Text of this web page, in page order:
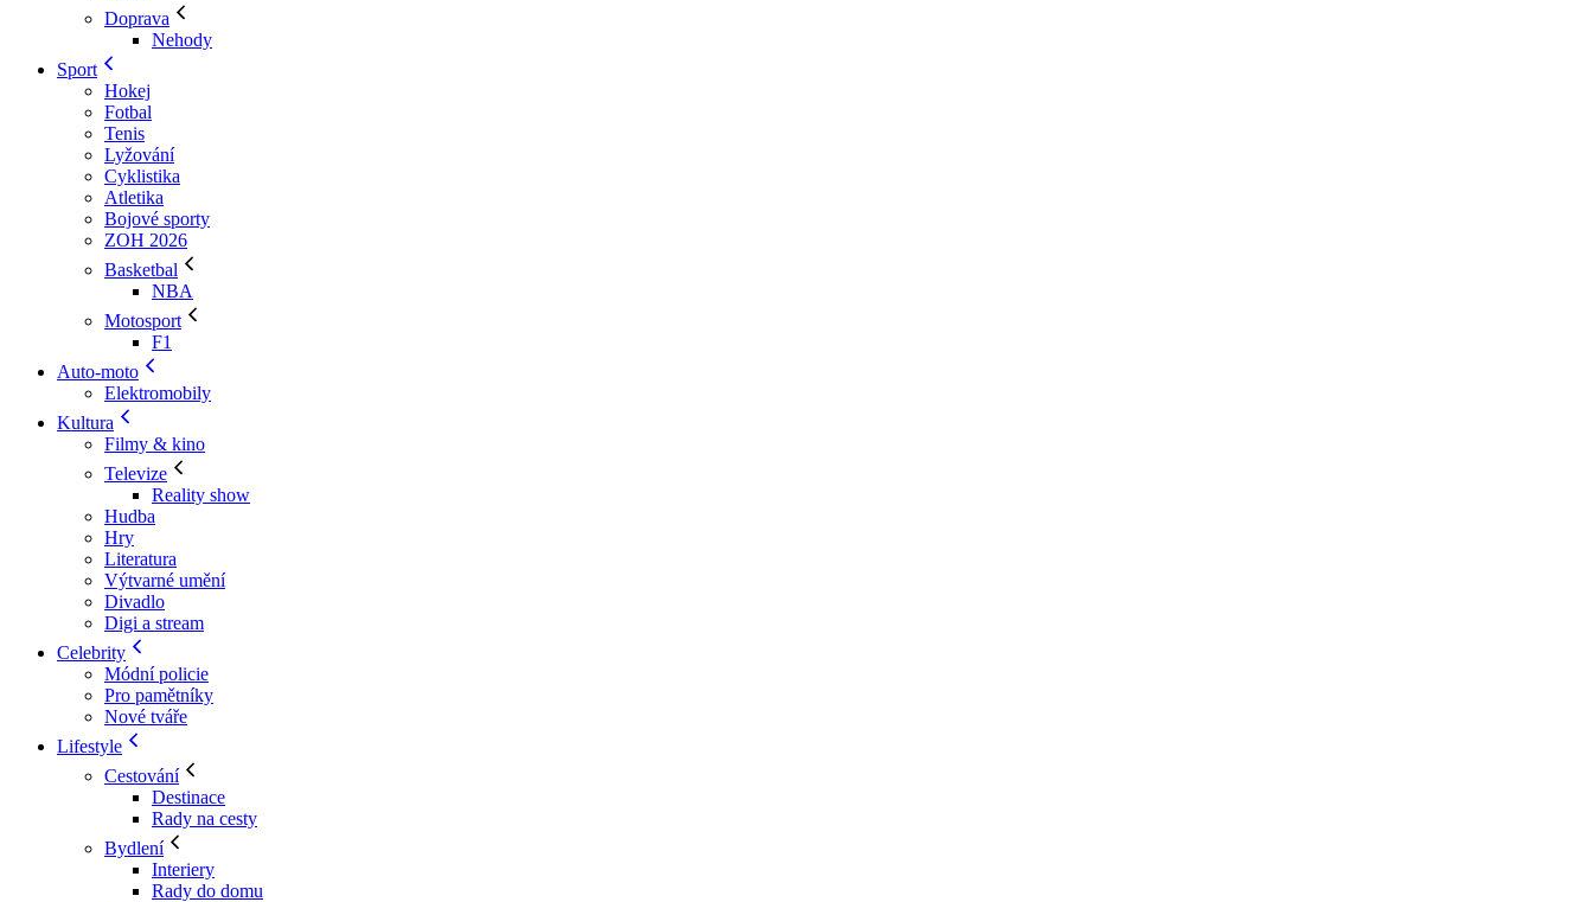
Doprava
Nehody
Sport
Hokej
Fotbal
Tenis
Lyžování
Cyklistika
Atletika
Bojové sporty
ZOH 2026
Basketbal
NBA
Motosport
F1
Auto-moto
Elektromobily
Kultura
Filmy & kino
Televize
Reality show
Hudba
Hry
Literatura
Výtvarné umění
Divadlo
Digi a stream
Celebrity
Módní policie
Pro pamětníky
Nové tváře
Lifestyle
Cestování
Destinace
Rady na cesty
Bydlení
Interiery
Rady do domu